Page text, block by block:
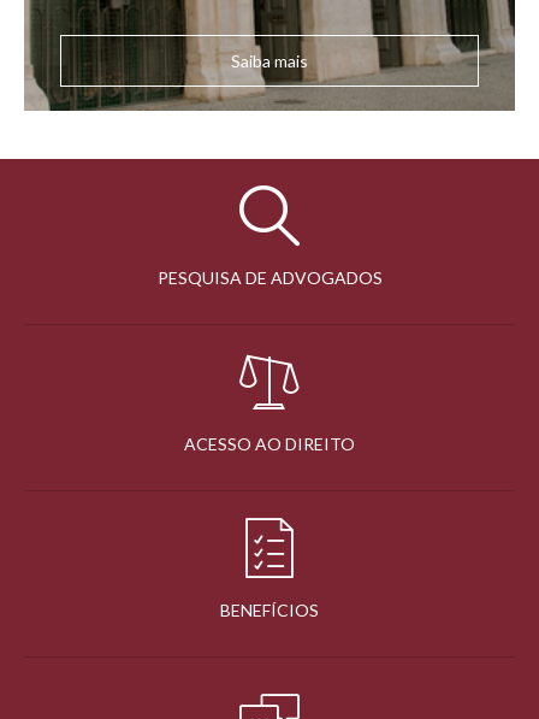
Saiba mais
PESQUISA DE ADVOGADOS
ACESSO AO DIREITO
BENEFÍCIOS